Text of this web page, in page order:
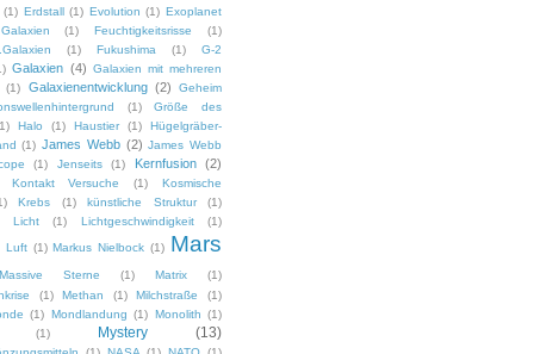
(1) Erdstall (1) Evolution (1) Exoplanet
(1) Feuchtigkeitsrisse
(1)
(1) Fukushima (1)
G-2
Galaxien (4) Galaxien mit mehreren
(1)
Galaxienentwicklung (2)
Geheim
(1)
Größe des
Halo (1) Haustier (1)
Hügelgräber-
(1) James Webb (2) James Webb
(1) Jenseits (1) Kernfusion (2)
Kontakt Versuche (1)
Kosmische
Krebs (1) künstliche Struktur
(1)
Licht
(1) Lichtgeschwindigkeit
(1)
Luft (1) Markus Nielbock (1) Mars
Massive Sterne (1) Matrix
(1)
(1) Methan (1) Milchstraße
(1)
(1) Mondlandung (1) Monolith (1)
(1)
Mystery (13)